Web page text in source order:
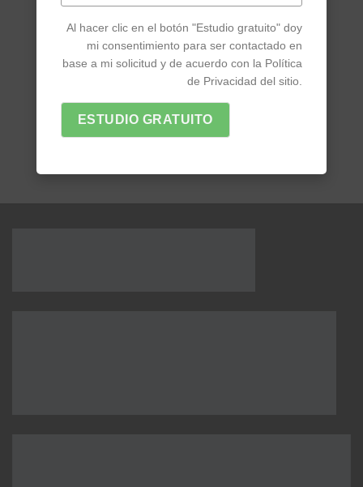
Al hacer clic en el botón "Estudio gratuito" doy
mi consentimiento para ser contactado en
base a mi solicitud y de acuerdo con la Política
de Privacidad del sitio.
ESTUDIO GRATUITO